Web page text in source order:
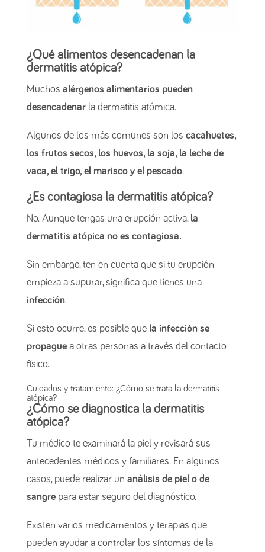
¿Qué alimentos desencadenan la
dermatitis atópica?
Muchos alérgenos alimentarios pueden
desencadenarla dermatitis atómica.
Algunos de los más comunes son los cacahuetes,
los frutos secos, los huevos, la soja, la leche de
vaca, el trigo, el marisco y el pescado.
¿Es contagiosa la dermatitis atópica?
No. Aunque tengas una erupción activa, la
dermatitis atópica no es contagiosa.
Sin embargo, ten en cuenta que si tu erupción
empieza a supurar, significa que tienes una
infección.
Si esto ocurre, es posible que la infección se
propaguea otras personas a través del contacto
físico.
Cuidados y tratamiento: ¿Cómo se trata la dermatitis
atópica?
¿Cómo se diagnostica la dermatitis
atópica?
Tu médico te examinará la piel y revisará sus
antecedentes médicos y familiares. En algunos
casos, puede realizar un análisis de piel o de
sangrepara estar seguro del diagnóstico.
Existen varios medicamentos y terapias que
pueden ayudar a controlar los síntomas de la